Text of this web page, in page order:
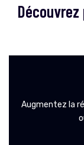
Augmentez la